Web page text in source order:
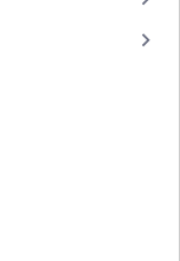
keyboard_arrow_right